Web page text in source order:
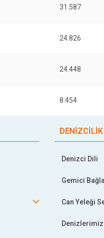
31.587
24.826
24.448
8.454
DENİZCİLİK
Denizci Dili
Gemici
Can Yeleği